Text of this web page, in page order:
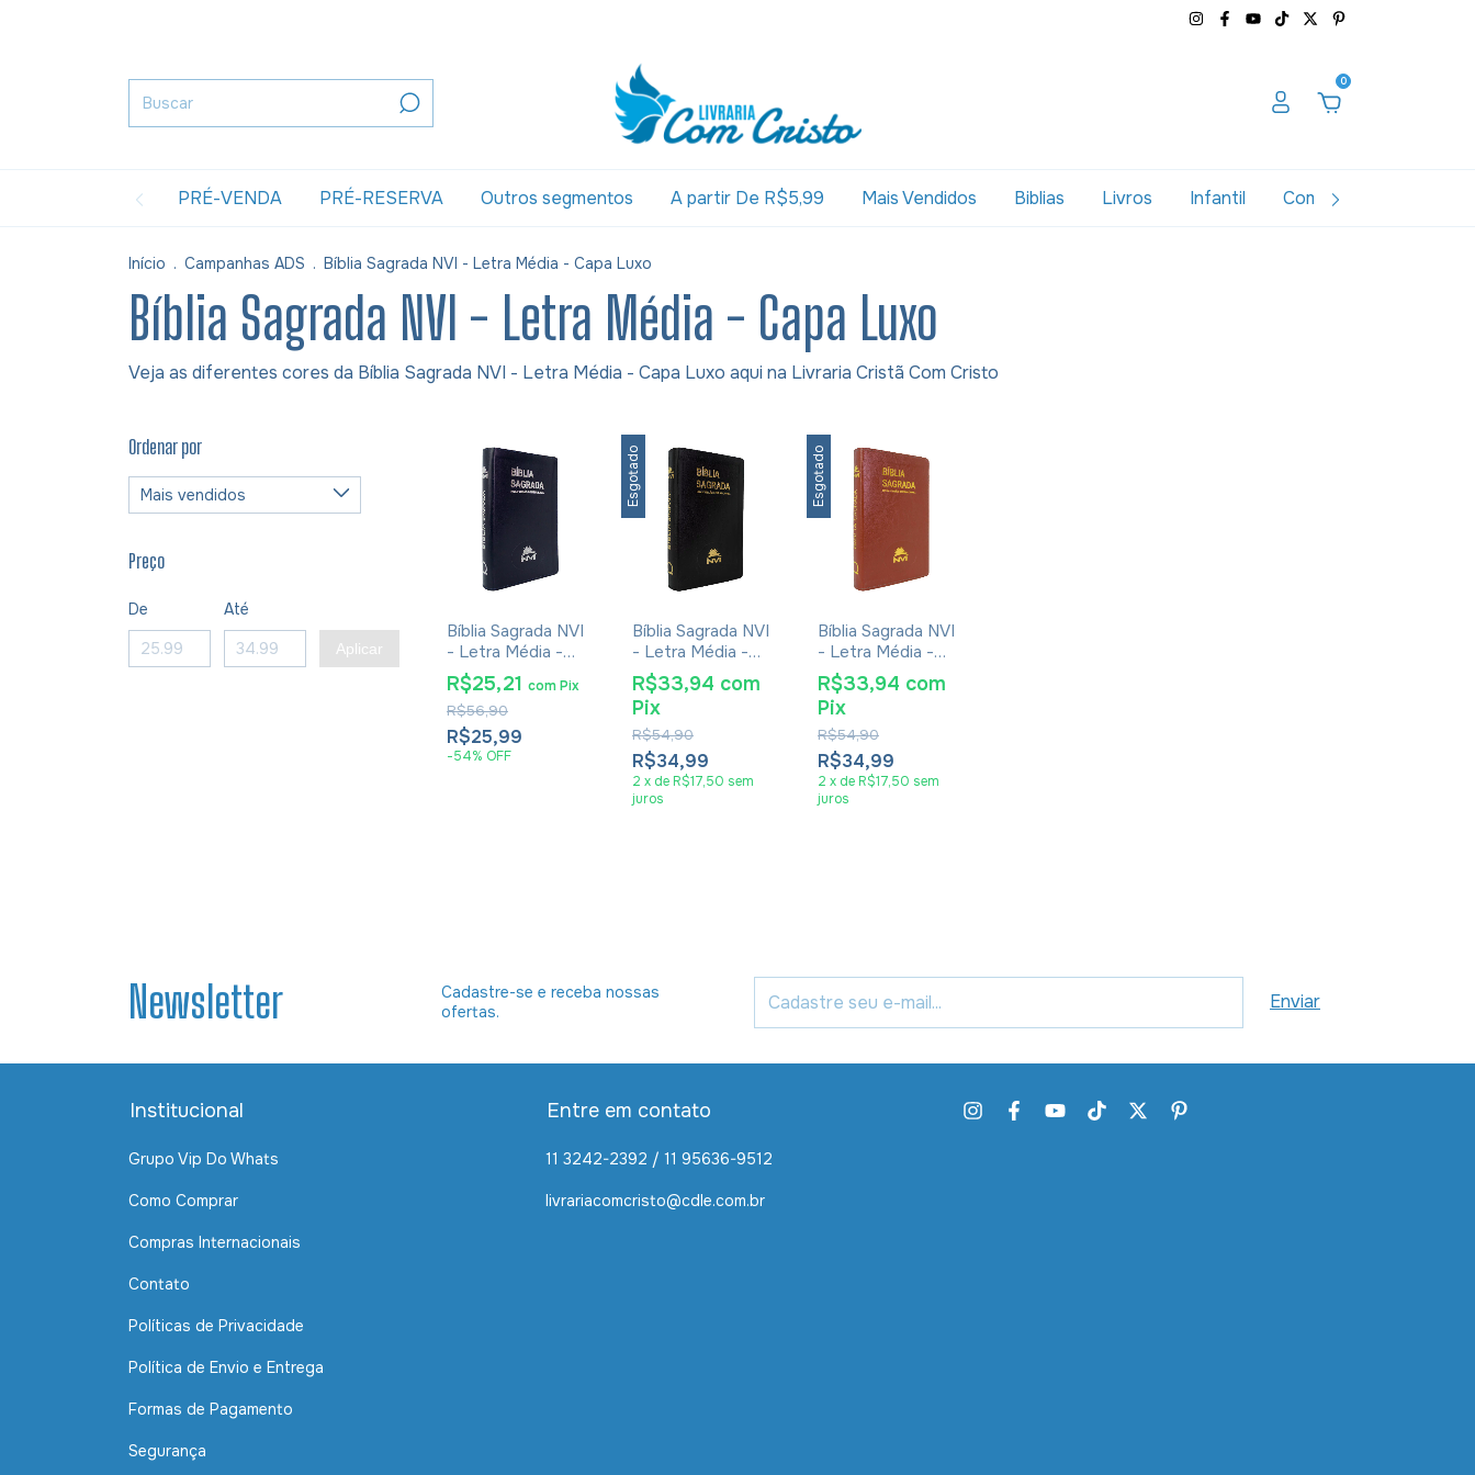
0
PRÉ-VENDA PRÉ-RESERVA Outros segmentos A partir De R$5,99 Mais Vendidos Biblias Livros Infantil Combos
Início . Campanhas ADS . Bíblia Sagrada NVI - Letra Média - Capa Luxo
Bíblia Sagrada NVI - Letra Média - Capa Luxo
Veja as diferentes cores da Bíblia Sagrada NVI - Letra Média - Capa Luxo aqui na Livraria Cristã Com Cristo
Ordenar por
Preço
De Até
Aplicar
Bíblia Sagrada NVI
- Letra Média -
Capa Luxo Azul
R$25,99
-54% OFF
R$56,90
R$25,21 comPix
Esgotado
Bíblia Sagrada NVI
- Letra Média -
Capa Luxo Preta
R$34,99
R$54,90
R$33,94 com
Pix
2 x de R$17,50 sem
juros
Esgotado
Bíblia Sagrada NVI
- Letra Média -
Capa Luxo Marrom
R$34,99
R$54,90
R$33,94 com
Pix
2 x de R$17,50 sem
juros
Newsletter
Cadastre-se e receba nossas
ofertas.
Institucional
Grupo Vip Do Whats
Como Comprar
Compras Internacionais
Contato
Políticas de Privacidade
Política de Envio e Entrega
Formas de Pagamento
Segurança
Entre em contato
11 3242-2392 / 11 95636-9512
livrariacomcristo@cdle.com.br